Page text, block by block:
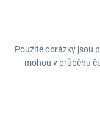
Použité obrázky jsou
mohou v průběhu